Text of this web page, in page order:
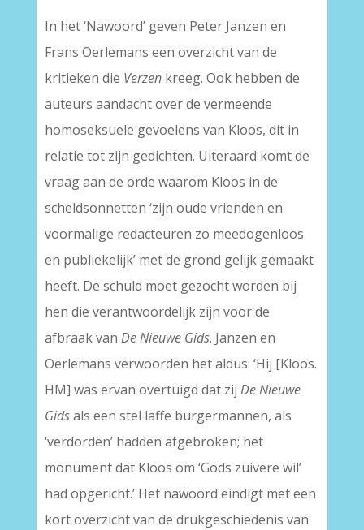
In het ‘Nawoord’ geven Peter Janzen en
Frans Oerlemans een overzicht van de
kritieken die Verzenkreeg. Ook hebben de
auteurs aandacht over de vermeende
homoseksuele gevoelens van Kloos, dit in
relatie tot zijn gedichten. Uiteraard komt de
vraag aan de orde waarom Kloos in de
scheldsonnetten ‘zijn oude vrienden en
voormalige redacteuren zo meedogenloos
en publiekelijk’ met de grond gelijk gemaakt
heeft. De schuld moet gezocht worden bij
hen die verantwoordelijk zijn voor de
afbraak van De Nieuwe Gids. Janzen en
Oerlemans verwoorden het aldus: ‘Hij [Kloos.
HM] was ervan overtuigd dat zij De Nieuwe
Gidsals een stel laffe burgermannen, als
‘verdorden’ hadden afgebroken; het
monument dat Kloos om ‘Gods zuivere wil’
had opgericht.’ Het nawoord eindigt met een
kort overzicht van de drukgeschiedenis van